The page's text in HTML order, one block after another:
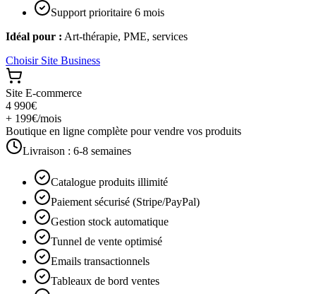
Support prioritaire 6 mois
Idéal pour : Art-thérapie, PME, services
Choisir Site Business
Site E-commerce
4 990€
+ 199€/mois
Boutique en ligne complète pour vendre vos produits
Livraison : 6-8 semaines
Catalogue produits illimité
Paiement sécurisé (Stripe/PayPal)
Gestion stock automatique
Tunnel de vente optimisé
Emails transactionnels
Tableaux de bord ventes